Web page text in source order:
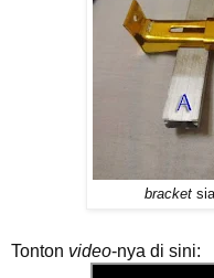
bracket
Tonton video-nya di sini: